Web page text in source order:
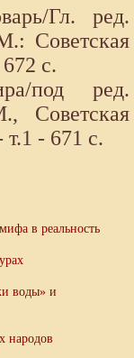
Гл. ред.
Советская
с.
под ред.
Советская
т.1 - 671 с.
в реальность
воды» и
народов